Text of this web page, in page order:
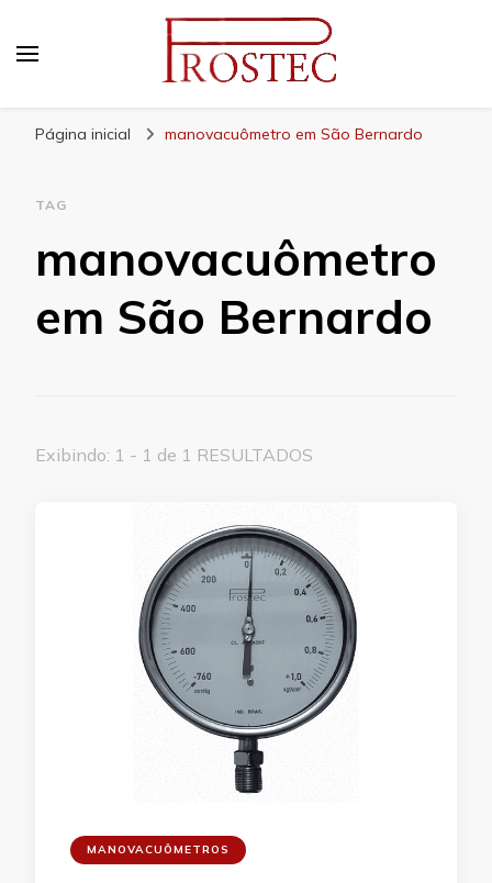
Página inicial manovacuômetro em São Bernardo
TAG
manovacuômetro
em São Bernardo
Exibindo: 1 - 1 de 1 RESULTADOS
MANOVACUÔMETROS